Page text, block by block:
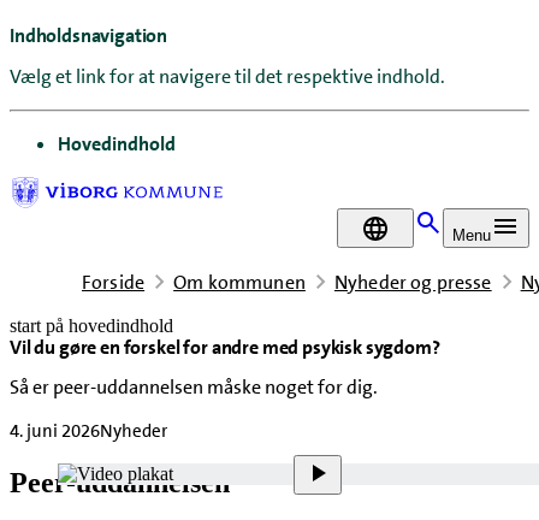
Indholdsnavigation
Vælg et link for at navigere til det respektive indhold.
gå til
Hovedindhold
DA Menu
Forside Om kommunen Nyheder og presse
start på hovedindhold
Vil du gøre en forskel for andre med psykisk sygdom?
Så er peer-uddannelsen måske noget for dig.
4. juni 2026Nyheder
senest opdateret 4. juni 2026
Peer-uddannelsen